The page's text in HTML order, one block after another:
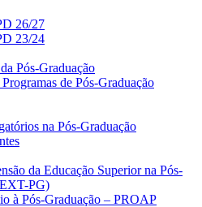
26/27
23/24
Pós-Graduação
de Pós-Graduação
na Pós-Graduação
da Educação Superior na Pós-
PG)
à Pós-Graduação – PROAP